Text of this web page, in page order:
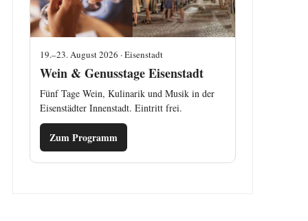
19.–23. August 2026 · Eisenstadt
Wein & Genusstage Eisenstadt
Fünf Tage Wein, Kulinarik und Musik in der
Eisenstädter Innenstadt. Eintritt frei.
Zum Programm